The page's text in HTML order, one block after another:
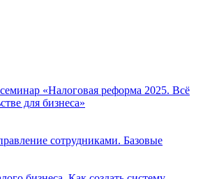
«Налоговая реформа 2025. Всё
для бизнеса»
сотрудниками. Базовые